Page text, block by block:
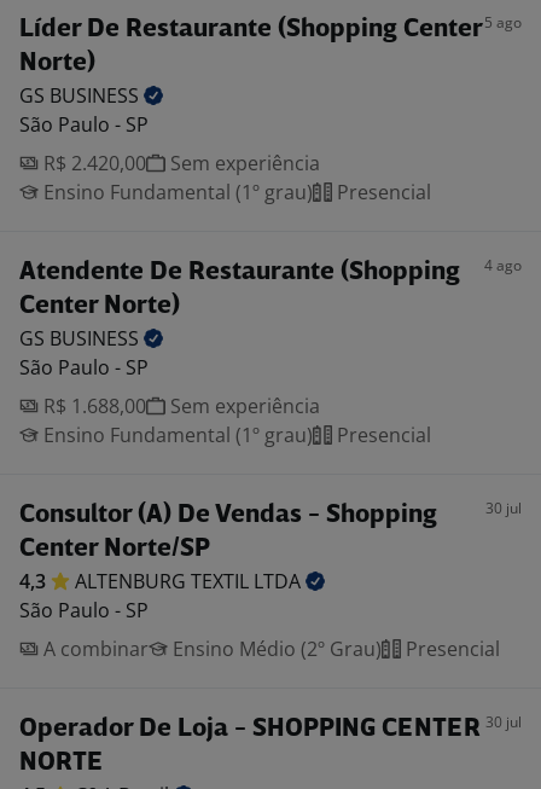
Líder De Restaurante (Shopping Center
Norte)
5 ago
GS BUSINESS
São Paulo - SP
R$ 2.420,00
Sem experiência
Ensino Fundamental (1º grau)
Presencial
Atendente De Restaurante (Shopping
Center Norte)
4 ago
GS BUSINESS
São Paulo - SP
R$ 1.688,00
Sem experiência
Ensino Fundamental (1º grau)
Presencial
Consultor (A) De Vendas - Shopping
Center Norte/SP
30 jul
4,3 ALTENBURG TEXTIL LTDA
São Paulo - SP
A combinar
Ensino Médio (2º Grau) Presencial
Operador De Loja - SHOPPING CENTER
NORTE
30 jul